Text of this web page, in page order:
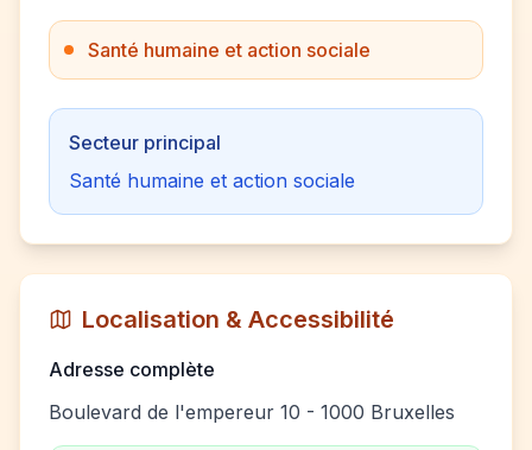
Santé humaine et action sociale
Secteur principal
Santé humaine et action sociale
Localisation & Accessibilité
Adresse complète
Boulevard de l'empereur 10 - 1000 Bruxelles